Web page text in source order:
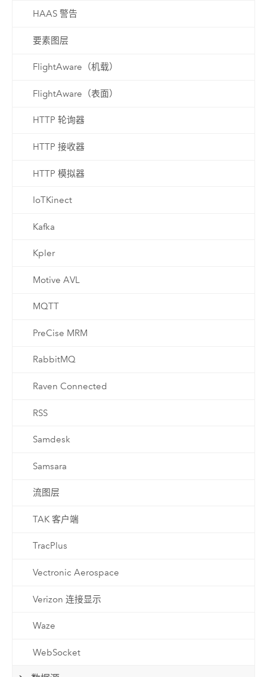
HAAS 警告
要素图层
FlightAware（机载）
FlightAware（表面）
HTTP 轮询器
HTTP 接收器
HTTP 模拟器
IoTKinect
Kafka
Kpler
Motive AVL
MQTT
PreCise MRM
RabbitMQ
Raven Connected
RSS
Samdesk
Samsara
流图层
TAK 客户端
TracPlus
Vectronic Aerospace
Verizon 连接显示
Waze
WebSocket